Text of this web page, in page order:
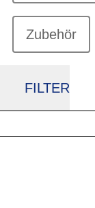
Zubehör
FILTER